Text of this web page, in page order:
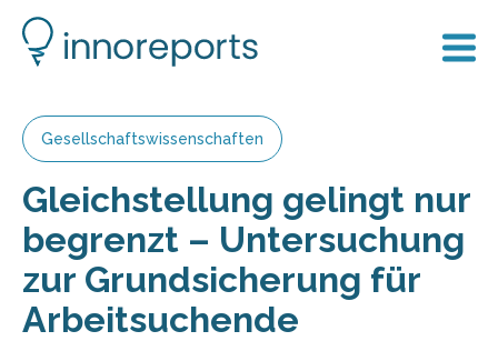
Gesellschaftswissenschaften
Gleichstellung gelingt nur
begrenzt – Untersuchung
zur Grundsicherung für
Arbeitsuchende